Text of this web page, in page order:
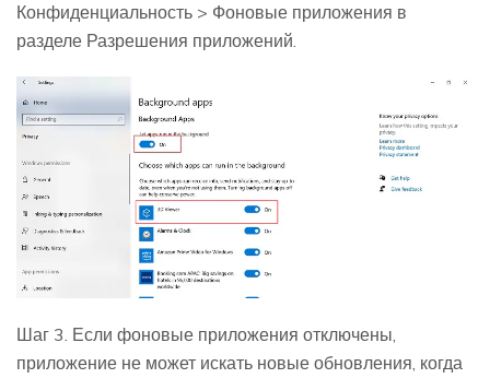
Конфиденциальность > Фоновые приложения в
разделе Разрешения приложений.
Шаг 3. Если фоновые приложения отключены,
приложение не может искать новые обновления, когда